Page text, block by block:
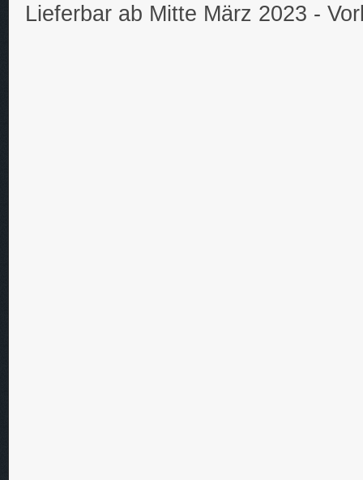
Lieferbar ab Mitte März 2023 -